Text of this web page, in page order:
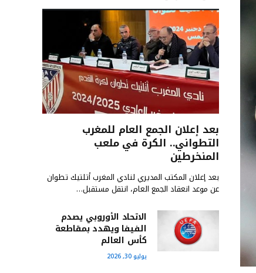
بعد إعلان الجمع العام للمغرب
التطواني.. الكرة في ملعب
المنخرطين
بعد إعلان المكتب المديري لنادي المغرب أتلتيك تطوان
عن موعد انعقاد الجمع العام، انتقل مستقبل…
الاتحاد الأوروبي يصدم
الفيفا ويهدد بمقاطعة
كأس العالم
يوليو 30, 2026